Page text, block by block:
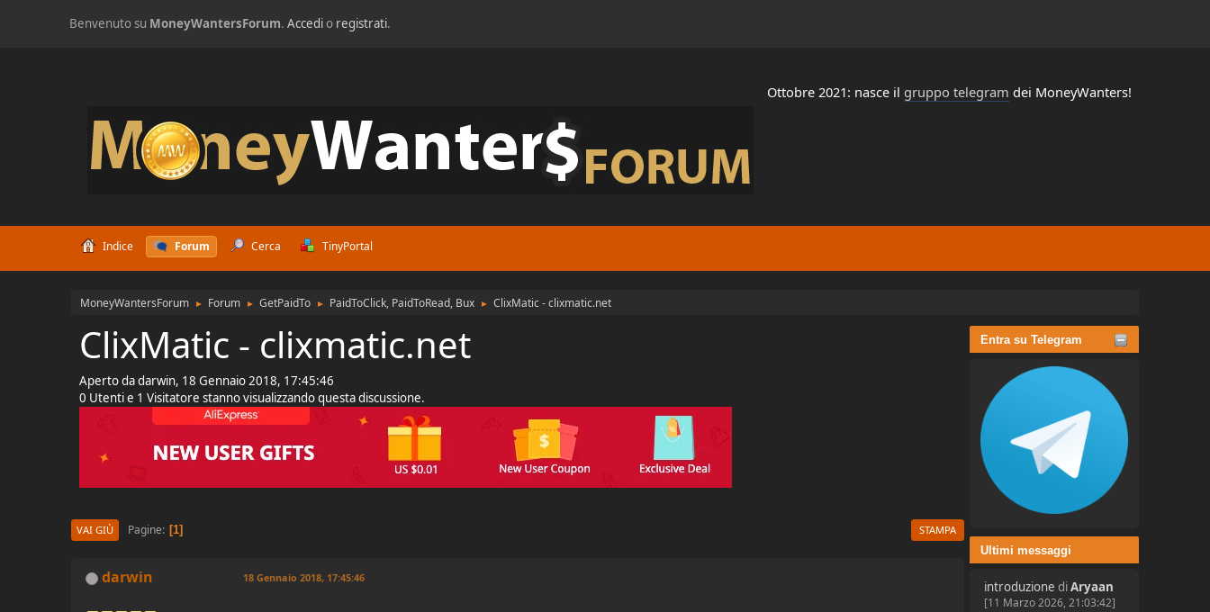
Benvenuto su MoneyWantersForum.Accedio registrati.
Ottobre 2021: nasce il gruppo telegram dei MoneyWanters!
Indice Forum Cerca TinyPortal
MoneyWantersForum ► Forum ► GetPaidTo ► PaidToClick, PaidToRead, Bux ► ClixMatic - clixmatic.net
Entra su Telegram
Ultimi messaggi
introduzione diAryaan
[11 Marzo 2026, 21:03:42]
ClixMatic - clixmatic.net
Aperto da darwin, 18 Gennaio 2018, 17:45:46
0 Utenti e 1 Visitatore stanno visualizzando questa discussione.
STAMPA
VAI GIÙ Pagine 1
darwin 18 Gennaio 2018, 17:45:46